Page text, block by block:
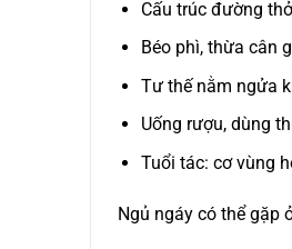
Cấu trúc đường
Béo phì, thừa cân
Tư thế nằm ngửa
Uống rượu, dùng
Tuổi tác: cơ vùng
Ngủ ngáy có thể gặp